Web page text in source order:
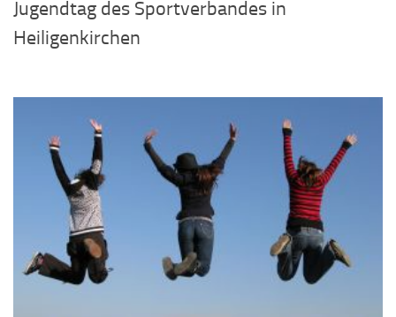
Jugendtag des Sportverbandes in
Heiligenkirchen